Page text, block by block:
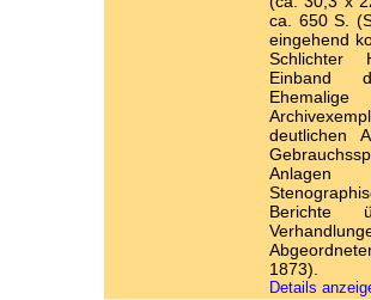
ca. 650 S.
eingehend
Schlichter
Einband
Ehemalige
deutlichen
Anlagen
Berichte
1873).
Details